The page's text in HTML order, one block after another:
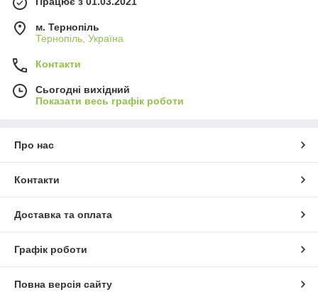
м. Тернопіль
Тернопіль, Україна
Контакти
Сьогодні вихідний
Показати весь графік роботи
Про нас
Контакти
Доставка та оплата
Графік роботи
Повна версія сайту